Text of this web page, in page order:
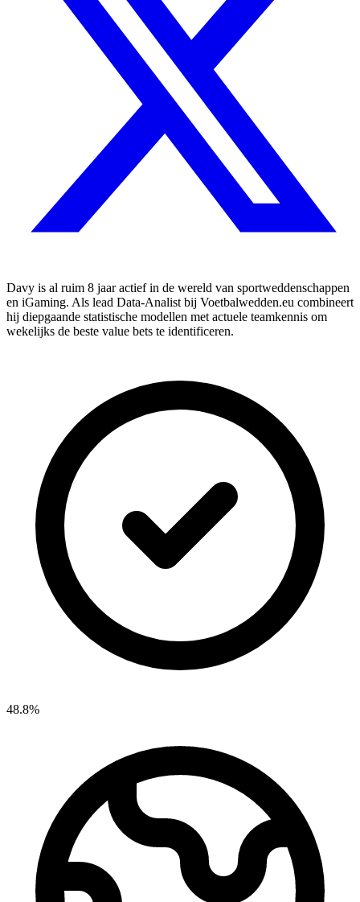
Davy is al ruim 8 jaar actief in de wereld van sportweddenschappen
en iGaming. Als lead Data-Analist bij Voetbalwedden.eu combineert
hij diepgaande statistische modellen met actuele teamkennis om
wekelijks de beste value bets te identificeren.
48.8%